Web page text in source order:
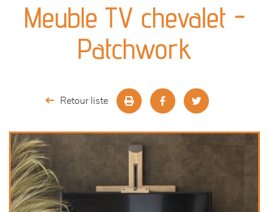
séjours
meubles de complément
décoration
Meuble TV chevalet -
Patchwork
Retour liste